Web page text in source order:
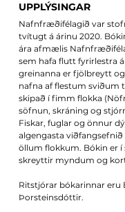
UPPLÝSINGAR
Nafnfræðifélagið var
tvítugt á árinu 2020.
ára afmælis
sem hafa flutt fyrirlestra
greinanna er fjölbreytt
nafna af flestum sviðum
skipað í fimm flokka
söfnun, skráning og
Fiskar, fuglar og önnur
algengasta
öllum flokkum. Bókin er
skreyttir myndum og
Ritstjórar bókarinnar eru
Þorsteinsdóttir.